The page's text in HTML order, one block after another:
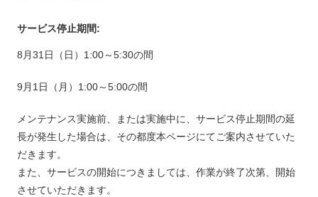
サービス停止期間:
8月31日（日）1:00～5:30の間
9月1日（月）1:00～5:00の間
メンテナンス実施前、または実施中に、サービス停止期間の延
長が発生した場合は、その都度本ページにてご案内させていた
だきます。
また、サービスの開始につきましては、作業が終了次第、開始
させていただきます。